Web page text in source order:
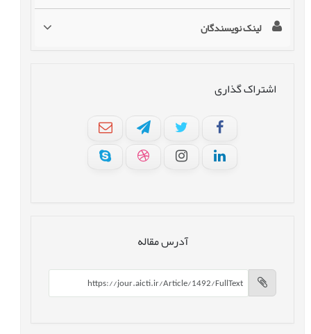
لینک نویسندگان
اشتراک گذاری
آدرس مقاله